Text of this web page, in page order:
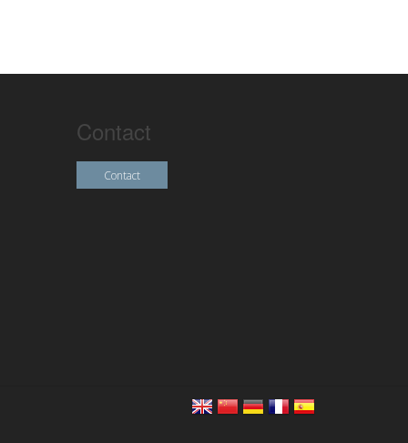
Contact
Contact